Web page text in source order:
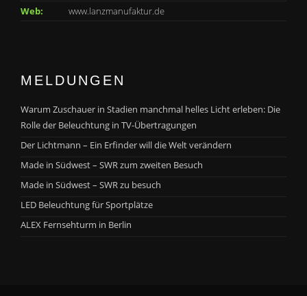
Web:
www.lanzmanufaktur.de
MELDUNGEN
Warum Zuschauer in Stadien manchmal helles Licht erleben: Die
Rolle der Beleuchtung in TV-Übertragungen
Der Lichtmann – Ein Erfinder will die Welt verändern
Made in Südwest – SWR zum zweiten Besuch
Made in Südwest – SWR zu besuch
LED Beleuchtung für Sportplätze
ALEX Fernsehturm in Berlin